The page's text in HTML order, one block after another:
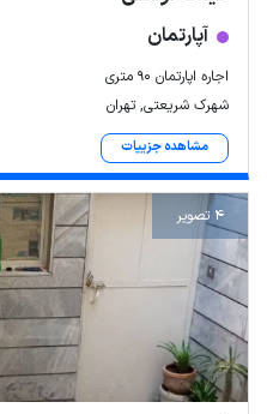
آپارتمان
اجاره اپارتمان ۹۰ متری
شهرک شریعتی, تهران
مشاهده جزییات
4 تصویر